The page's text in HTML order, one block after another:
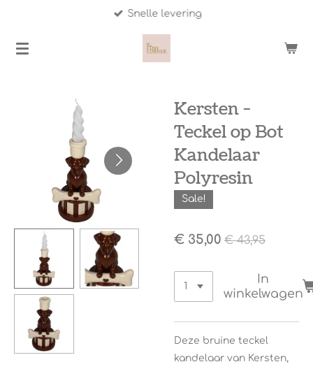
naar
Snelle levering
Kersten -
Teckel op Bot
Kandelaar
Polyresin
Sale!
€ 35,00 € 43,95
In
winkelwagen
Deze bruine teckel
kandelaar van Kersten,